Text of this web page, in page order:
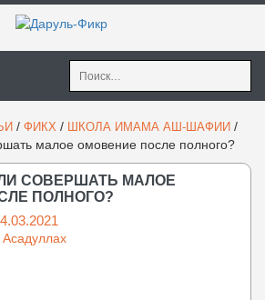
Найти:
/ ФИКХ / ШКОЛА ИМАМА АШ-ШАФИИ /
малое омовение после полного?
СОВЕРШАТЬ МАЛОЕ
ПОЛНОГО?